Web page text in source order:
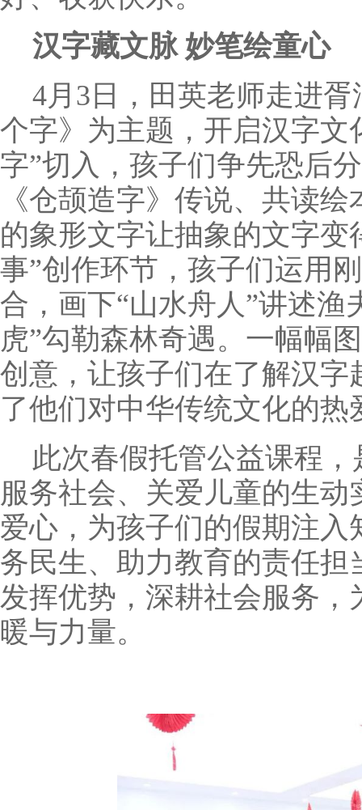
汉字藏文脉 妙笔绘童心
4月3日，田英老师走进
个字》为主题，开启汉字文
字”切入，孩子们争先恐后
《仓颉造字》传说、共读
的象形文字让抽象的文字变
事”创作环节，孩子们运用
合，画下“山水舟人”讲述渔
虎”勾勒森林奇遇。一幅幅
创意，让孩子们在了解汉
了他们对中华传统文化的热
此次春假托管公益课程
服务社会、关爱儿童的生
爱心，为孩子们的假期注
务民生、助力教育的责任担
发挥优势，深耕社会服务，
暖与力量。